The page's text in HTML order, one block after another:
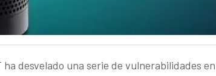
desvelado una serie de vulnerabilidades en